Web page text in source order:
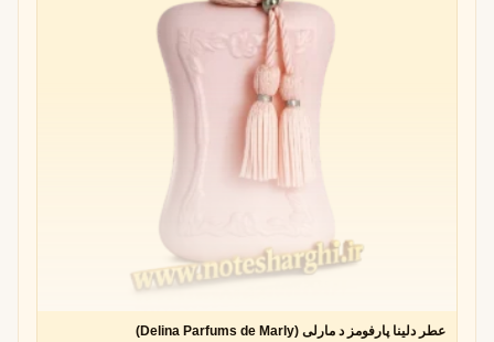
عطر دلینا پارفومز د مارلی (Delina Parfums de Marly)